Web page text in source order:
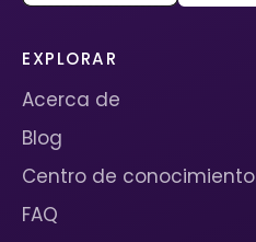
EXPLORAR
Acerca de
Blog
Centro de conocimiento
FAQ